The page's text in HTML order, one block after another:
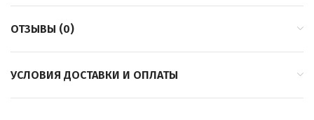
ОТЗЫВЫ (0)
УСЛОВИЯ ДОСТАВКИ И ОПЛАТЫ